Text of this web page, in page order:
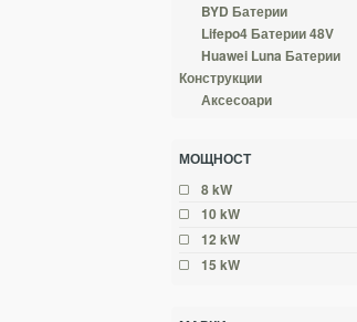
BYD Батерии
Lifepo4 Батерии 48V
Huawei Luna Батерии
Конструкции
Аксесоари
МОЩНОСТ
8 kW
10 kW
12 kW
15 kW